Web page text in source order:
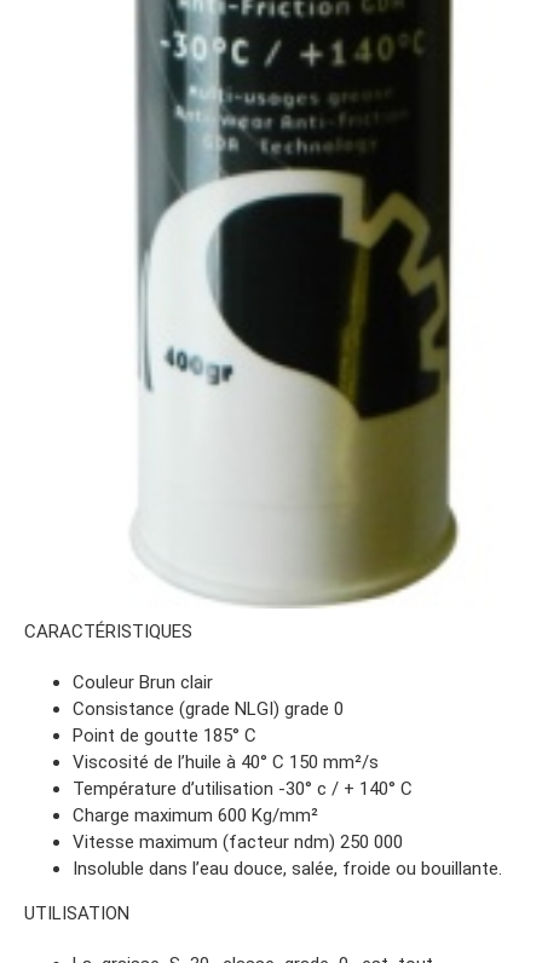
CARACTÉRISTIQUES
Couleur Brun clair
Consistance (grade NLGI) grade 0
Point de goutte 185° C
Viscosité de l’huile à 40° C 150 mm²/s
Température d’utilisation -30° c / + 140° C
Charge maximum 600 Kg/mm²
Vitesse maximum (facteur ndm) 250 000
Insoluble dans l’eau douce, salée, froide ou bouillante.
UTILISATION